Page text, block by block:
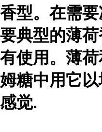
香型。在需
要典型的薄
有使用。薄
姆糖中用它
感觉.